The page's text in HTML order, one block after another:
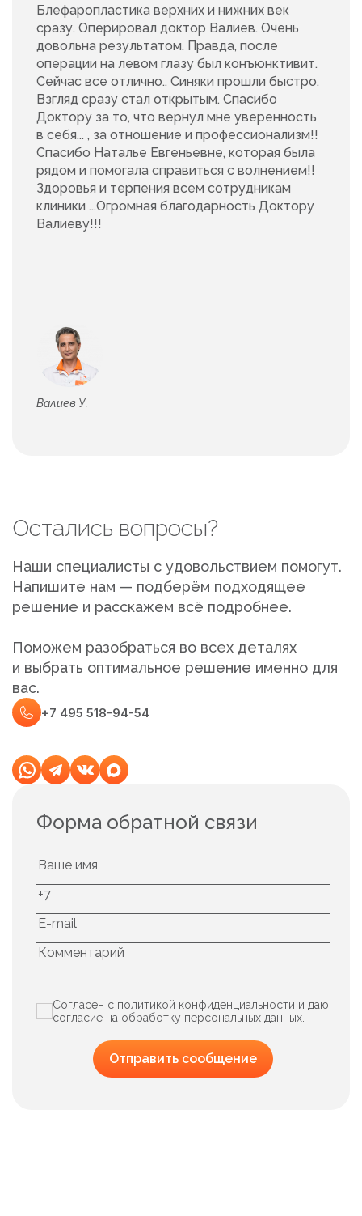
Блефаропластика верхних и нижних век
сразу. Оперировал доктор Валиев. Очень
довольна результатом. Правда, после
операции на левом глазу был конъюнктивит.
Сейчас все отлично.. Синяки прошли быстро.
Взгляд сразу стал открытым. Спасибо
Доктору за то, что вернул мне уверенность
в себя... , за отношение и профессионализм!!
Спасибо Наталье Евгеньевне, которая была
рядом и помогала справиться с волнением!!
Здоровья и терпения всем сотрудникам
клиники ...Огромная благодарность Доктору
Валиеву!!!
Валиев У.
Остались вопросы?
Наши специалисты с удовольствием помогут.
Напишите нам — подберём подходящее
решение и расскажем всё подробнее.
Поможем разобраться во всех деталях
и выбрать оптимальное решение именно для
вас.
+7 495 518-94-54
Форма обратной связи
Согласен с политикой конфиденциальности и даю
согласие на обработку персональных данных.
Отправить сообщение